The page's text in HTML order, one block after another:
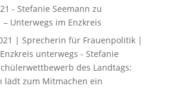
- Stefanie Seemann zu
Unterwegs im Enzkreis
| Sprecherin für Frauenpolitik |
unterwegs - Stefanie
des Landtags:
lädt zum Mitmachen ein